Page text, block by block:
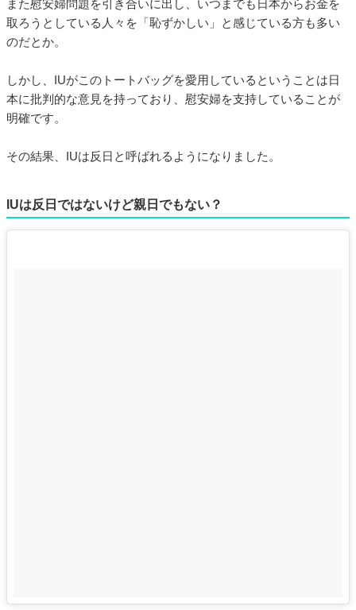
また慰安婦問題を引き合いに出し、いつまでも日本からお金を
取ろうとしている人々を「恥ずかしい」と感じている方も多い
のだとか。
しかし、IUがこのトートバッグを愛用しているということは日
本に批判的な意見を持っており、慰安婦を支持していることが
明確です。
その結果、IUは反日と呼ばれるようになりました。
IUは反日ではないけど親日でもない？